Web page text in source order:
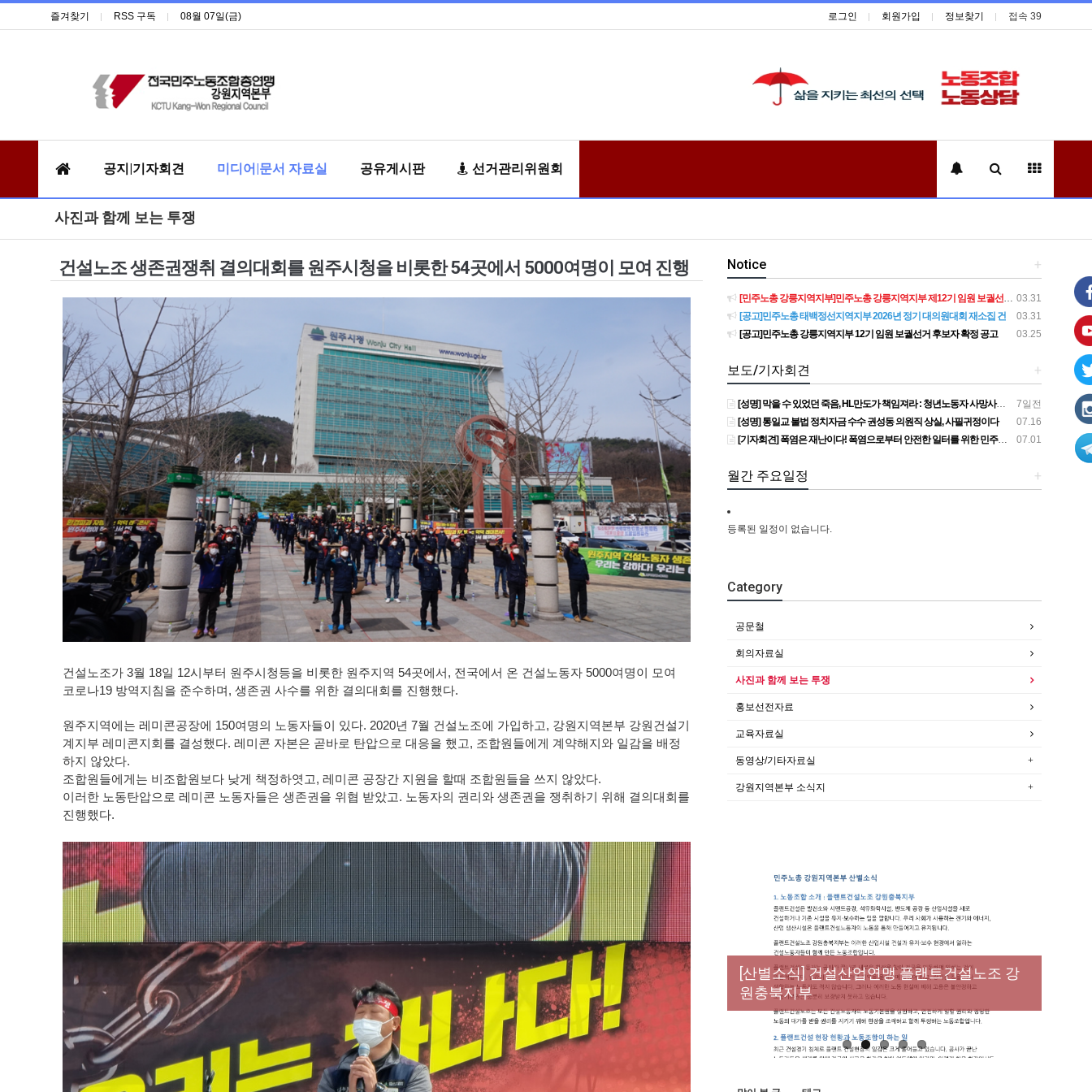
즐겨찾기 RSS 구독 08월 07일(금) 로그인 회원가입 정보찾기 접속 39
공지|기자회견 미디어|문서 자료실 공유게시판 선거관리위원회
사진과 함께 보는 투쟁
건설노조 생존권쟁취 결의대회를 원주시청을 비롯한 54곳에서 5000여명이 모여 진행
건설노조가 3월 18일 12시부터 원주시청등을 비롯한 원주지역 54곳에서, 전국에서 온 건설노동자 5000여명이 모여
코로나19 방역지침을 준수하며, 생존권 사수를 위한 결의대회를 진행했다.
원주지역에는 레미콘공장에 150여명의 노동자들이 있다. 2020년 7월 건설노조에 가입하고, 강원지역본부 강원건설기
계지부 레미콘지회를 결성했다. 레미콘 자본은 곧바로 탄압으로 대응을 했고, 조합원들에게 계약해지와 일감을 배정
하지 않았다.
조합원들에게는 비조합원보다 낮게 책정하엿고, 레미콘 공장간 지원을 할때 조합원들을 쓰지 않았다.
이러한 노동탄압으로 레미콘 노동자들은 생존권을 위협 받았고. 노동자의 권리와 생존권을 쟁취하기 위해 결의대회를
진행했다.
+
Notice
03.31
[민주노총 강릉지역지부]민주노총 강릉지역지부 제12기 임원 보궐선거결과 공고
03.31
[공고]민주노총 태백정선지역지부 2026년 정기 대의원대회 재소집 건
03.25
[공고]민주노총 강릉지역지부 12기 임원 보궐선거 후보자 확정 공고
+
보도/기자회견
7일전
[성명] 막을 수 있었던 죽음, HL만도가 책임져라 : 청년노동자 사망사고의 철저한 진상규명과 재발방지 대책 마련하라
07.16
[성명] 통일교 불법 정치자금 수수 권성동 의원직 상실, 사필귀정이다
07.01
[기자회견] 폭염은 재난이다! 폭염으로부터 안전한 일터를 위한 민주노총 강원지역본부 폭염감시단 선포 기자회견
+
월간 주요일정
등록된 일정이 없습니다.
Category
공문철
회의자료실
사진과 함께 보는 투쟁
홍보선전자료
교육자료실
동영상/기타자료실
강원지역본부 소식지
[성명] 막을 수 있었던 죽음, HL만도가 책임져
라 : 청년노동자 사망사고의 철저한 진상규명
과 재발방지 대책 마련하라
[산별소식] 건설산업연맹 플랜트건설노조 강
원충북지부
[강릉,속초,원주,춘천] 폭염감시단 사업 이모저
모
[조합원☆인터뷰] 서비스연맹 전국학교비정
규직노동조합 강원지부 김유미 춘천지회장
[본부소식] 강원지역 노동자 합창단 모임